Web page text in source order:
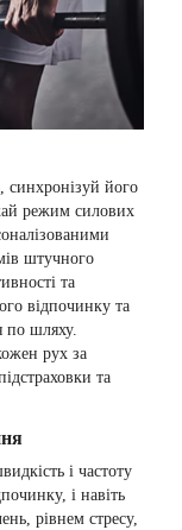
синхронізуй його
режим силових
штучного
та
відпочинку та
по шляху.
рух за
та
і частоту
і навіть
рівнем стресу,